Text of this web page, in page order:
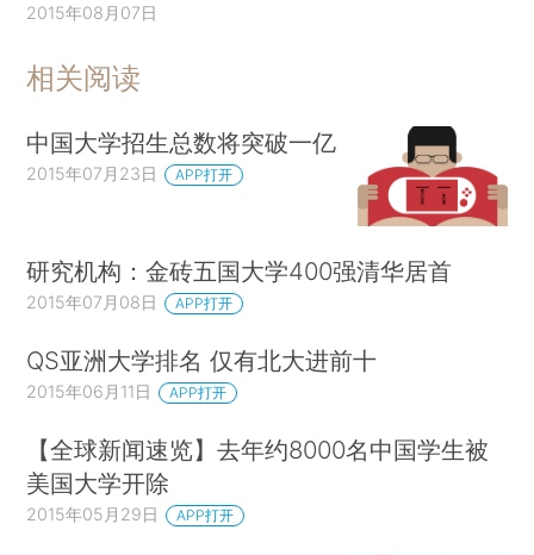
2015年08月07日
相关阅读
中国大学招生总数将突破一亿
2015年07月23日 APP打开
研究机构：金砖五国大学400强清华居首
2015年07月08日 APP打开
QS亚洲大学排名 仅有北大进前十
2015年06月11日 APP打开
【全球新闻速览】去年约8000名中国学生被
美国大学开除
2015年05月29日 APP打开